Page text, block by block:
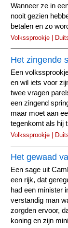
Wanneer ze in
nooit gezien
betalen en zo
Volkssprookje |
Het zingende
Een
en wil iets voor
twee vragen
een zingend
maar moet aan
tegenkomt als hij
Volkssprookje |
Het gewaad
Een sage uit
een rijk, dat
had een minister
verstandig man
zorgden ervoor,
koning en zijn